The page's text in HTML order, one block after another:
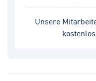
Unsere